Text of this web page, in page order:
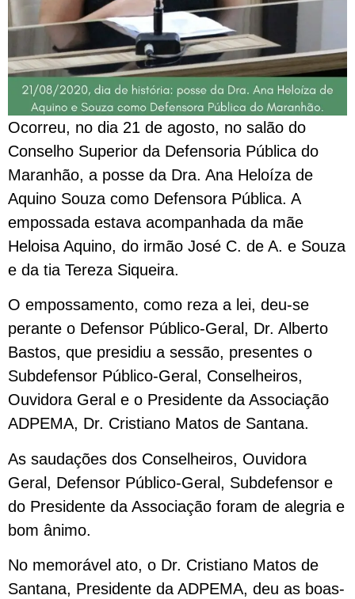
Ocorreu, no dia 21 de agosto, no salão do
Conselho Superior da Defensoria Pública do
Maranhão, a posse da Dra. Ana Heloíza de
Aquino Souza como Defensora Pública. A
empossada estava acompanhada da mãe
Heloisa Aquino, do irmão José C. de A. e Souza
e da tia Tereza Siqueira.
O empossamento, como reza a lei, deu-se
perante o Defensor Público-Geral, Dr. Alberto
Bastos, que presidiu a sessão, presentes o
Subdefensor Público-Geral, Conselheiros,
Ouvidora Geral e o Presidente da Associação
ADPEMA, Dr. Cristiano Matos de Santana.
As saudações dos Conselheiros, Ouvidora
Geral, Defensor Público-Geral, Subdefensor e
do Presidente da Associação foram de alegria e
bom ânimo.
No memorável ato, o Dr. Cristiano Matos de
Santana, Presidente da ADPEMA, deu as boas-